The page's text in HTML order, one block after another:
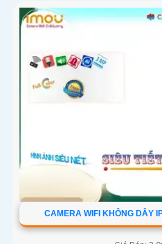
CAMERA WIFI KHÔNG DÂY